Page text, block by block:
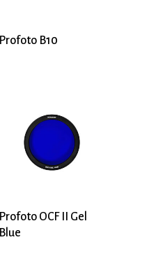
Profoto B10
Profoto OCF II Gel
Blue